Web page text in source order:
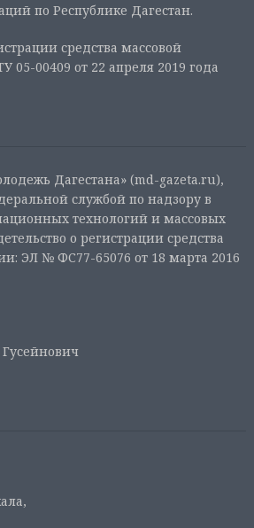
по Республике Дагестан.
средства массовой
00409 от 22 апреля 2019 года
Дагестана» (md-gazeta.ru),
службой по надзору в
технологий и массовых
о регистрации средства
ЭЛ № ФС77-65076 от 18 марта 2016